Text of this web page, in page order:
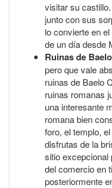
visitar su
junto con sus
lo convierte en
de un día desde
Ruinas de
pero que vale
ruinas de Baelo
ruinas romanas
una interesante
romana bien
foro, el templo,
disfrutas de la
sitio excepcional
del comercio en
posteriormente